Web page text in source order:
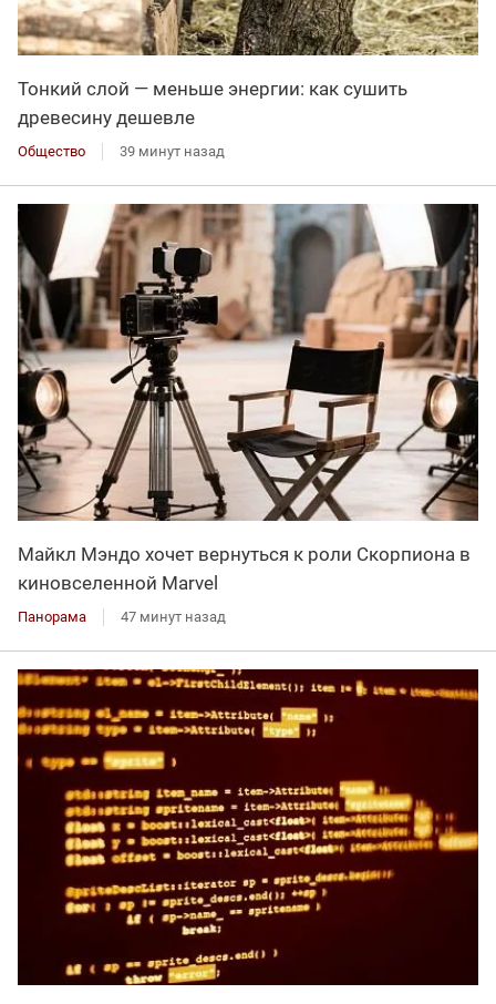
Тонкий слой — меньше энергии: как сушить
древесину дешевле
Общество 39 минут назад
Майкл Мэндо хочет вернуться к роли Скорпиона в
киновселенной Marvel
Панорама 47 минут назад